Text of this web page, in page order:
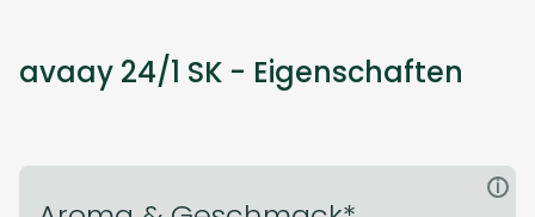
avaay 24/1 SK - Eigenschaften
i